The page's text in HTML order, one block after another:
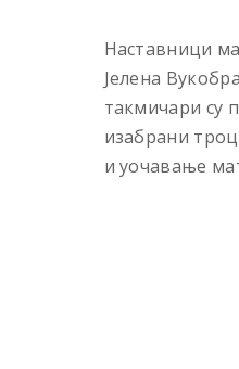
Наставници
Јелена
такмичари су
изабрани
и уочавање